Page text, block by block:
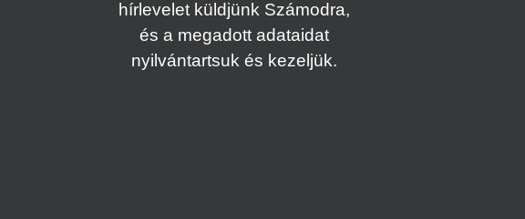
hírlevelet küldjünk Számodra,
és a megadott adataidat
nyilvántartsuk és kezeljük.